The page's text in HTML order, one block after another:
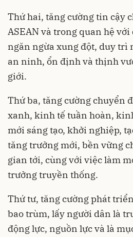
Thứ hai, tăng cường tin cậy
ASEAN và trong quan hệ với
ngăn ngừa xung đột, duy trì
an ninh, ổn định và thịnh
giới.
Thứ ba, tăng cường chuyển
xanh, kinh tế tuần hoàn,
mới sáng tạo, khởi nghiệp,
tăng trưởng mới, bền vững
gian tới, cùng với việc làm
trưởng truyền thống.
Thứ tư, tăng cường phát
bao trùm, lấy người dân là
động lực, nguồn lực và là